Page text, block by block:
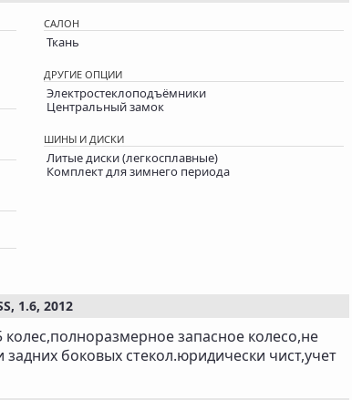
САЛОН
Ткань
ДРУГИЕ ОПЦИИ
Электростеклоподъёмники
Центральный замок
ШИНЫ И ДИСКИ
Литые диски (легкосплавные)
Комплект для зимнего периода
1.6, 2012
запасное колесо,не
боковых стекол.юридически чист,учет